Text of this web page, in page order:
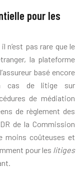
pour les
n’est pas rare que le
la plateforme
basé encore
cas de litige sur
de médiation
de règlement des
de la Commission
moins coûteuses et
pour les litiges